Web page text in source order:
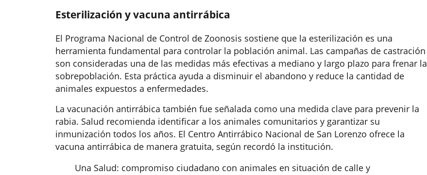
Esterilización y vacuna antirrábica
El Programa Nacional de Control de Zoonosis sostiene que la esterilización es una
herramienta fundamental para controlar la población animal. Las campañas de castración
son consideradas una de las medidas más efectivas a mediano y largo plazo para frenar la
sobrepoblación. Esta práctica ayuda a disminuir el abandono y reduce la cantidad de
animales expuestos a enfermedades.
La vacunación antirrábica también fue señalada como una medida clave para prevenir la
rabia. Salud recomienda identificar a los animales comunitarios y garantizar su
inmunización todos los años. El Centro Antirrábico Nacional de San Lorenzo ofrece la
vacuna antirrábica de manera gratuita, según recordó la institución.
Una Salud: compromiso ciudadano con animales en situación de calle y